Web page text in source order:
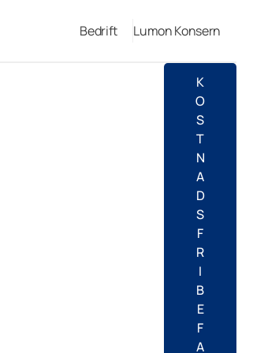
Bedrift Lumon Konsern
K
O
S
T
N
A
D
S
F
R
I
B
E
F
A